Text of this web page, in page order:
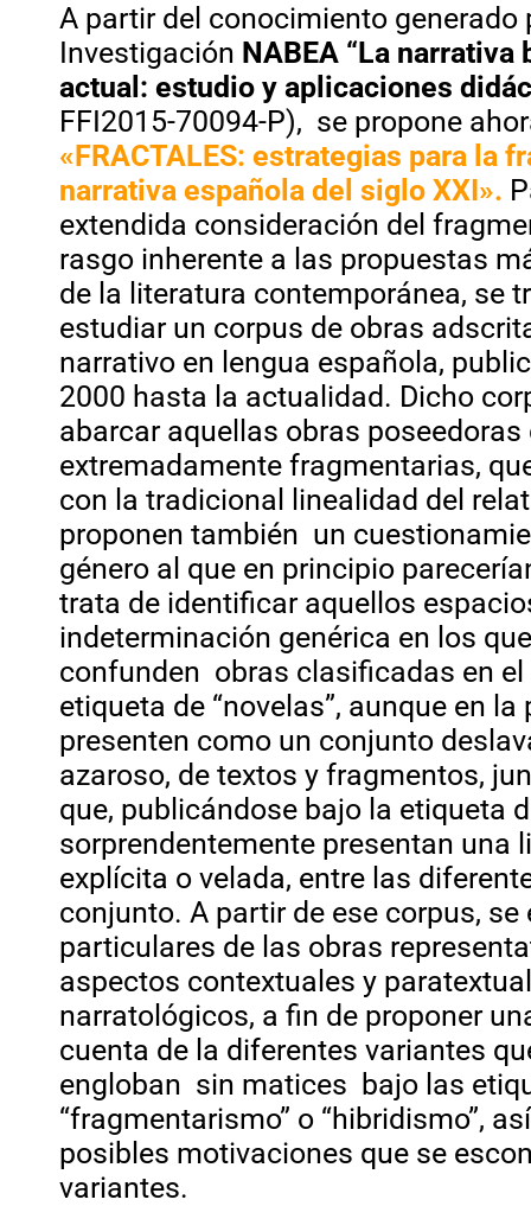
A partir del conocimiento generado
Investigación NABEA “La narrativa
actual: estudio y aplicaciones
FFI2015-70094-P), se propone
«FRACTALES: estrategias para la
narrativa española del siglo XXI».
extendida consideración del
rasgo inherente a las propuestas
de la literatura contemporánea, se
estudiar un corpus de obras
narrativo en lengua española,
2000 hasta la actualidad. Dicho
abarcar aquellas obras
extremadamente fragmentarias,
con la tradicional linealidad del
proponen también un
género al que en principio
trata de identificar aquellos
indeterminación genérica en los
confunden obras clasificadas en
etiqueta de “novelas”, aunque en
presenten como un conjunto
azaroso, de textos y fragmentos,
que, publicándose bajo la etiqueta
sorprendentemente presentan una
explícita o velada, entre las
conjunto. A partir de ese corpus,
particulares de las obras
aspectos contextuales y
narratológicos, a fin de proponer
cuenta de la diferentes variantes
engloban sin matices bajo las
“fragmentarismo” o “hibridismo”,
posibles motivaciones que se
variantes.